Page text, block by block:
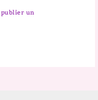
un